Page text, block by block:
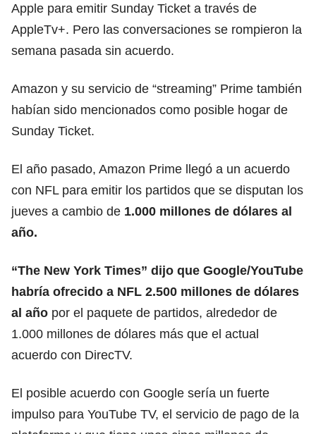
Apple para emitir Sunday Ticket a través de
AppleTv+. Pero las conversaciones se rompieron la
semana pasada sin acuerdo.
Amazon y su servicio de “streaming” Prime también
habían sido mencionados como posible hogar de
Sunday Ticket.
El año pasado, Amazon Prime llegó a un acuerdo
con NFL para emitir los partidos que se disputan los
jueves a cambio de 1.000 millones de dólares al
año.
“The New York Times” dijo que Google/YouTube
habría ofrecido a NFL 2.500 millones de dólares
al año por el paquete de partidos, alrededor de
1.000 millones de dólares más que el actual
acuerdo con DirecTV.
El posible acuerdo con Google sería un fuerte
impulso para YouTube TV, el servicio de pago de la